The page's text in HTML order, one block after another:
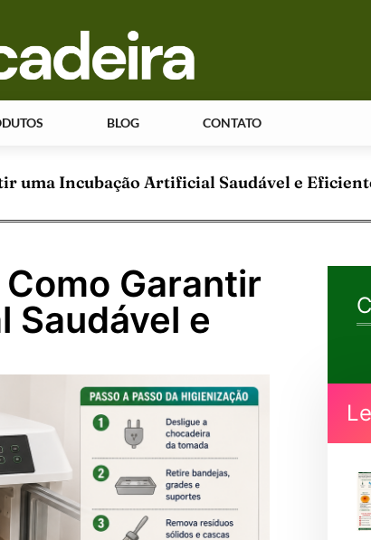
BLOG CONTATO
uma Incubação Artificial Saudável e
Garantir
Saudável e